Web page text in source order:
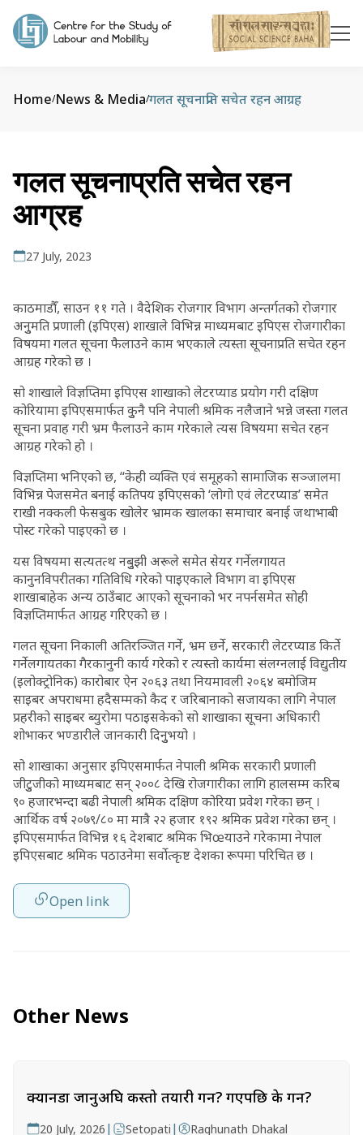
Home/News & Media/गलत सूचनाप्रति सचेत रहन आग्रह
गलत सूचनाप्रति सचेत रहन
आग्रह
27 July, 2023
काठमाडौँ, साउन ११ गते । वैदेशिक रोजगार विभाग अन्तर्गतको रोजगार
अनुुमति प्रणाली (इपिएस) शाखाले विभिन्न माध्यमबाट इपिएस रोजगारीका
विषयमा गलत सूचना फैलाउने काम भएकाले त्यस्ता सूचनाप्रति सचेत रहन
आग्रह गरेको छ ।
सो शाखाले विज्ञप्तिमा इपिएस शाखाको लेटरप्याड प्रयोग गरी दक्षिण
कोरियामा इपिएसमार्फत कुुनै पनि नेपाली श्रमिक नलैजाने भन्ने जस्ता गलत
सूचना प्रवाह गरी भ्रम फैलाउने काम गरेकाले त्यस विषयमा सचेत रहन
आग्रह गरेको हो ।
विज्ञप्तिमा भनिएको छ, “केही व्यक्ति एवं समूहको सामाजिक सञ्जालमा
विभिन्न पेजसमेत बनाई कतिपय इपिएसको ‘लोगो एवं लेटरप्याड’ समेत
राखी नक्कली फेसबुक खोलेर भ्रामक खालका समाचार बनाई जथाभाबी
पोस्ट गरेको पाइएको छ ।
यस विषयमा सत्यतत्थ नबुुझी अरूले समेत सेयर गर्नेलगायत
कानुनविपरीतका गतिविधि गरेको पाइएकाले विभाग वा इपिएस
शाखाबाहेक अन्य ठाउँबाट आएको सूचनाको भर नपर्नसमेत सोही
विज्ञप्तिमार्फत आग्रह गरिएको छ ।
गलत सूचना निकाली अतिरञ्जित गर्ने, भ्रम छर्ने, सरकारी लेटरप्याड किर्ते
गर्नेलगायतका गैरकानुनी कार्य गरेको र त्यस्तो कार्यमा संलग्नलाई विद्युतीय
(इलोक्ट्रोनिक) कारोबार ऐन २०६३ तथा नियमावली २०६४ बमोजिम
साइबर अपराधमा हदैसम्मको कैद र जरिबानाको सजायका लागि नेपाल
प्रहरीको साइबर ब्युरोमा पठाइसकेको सो शाखाका सूचना अधिकारी
शोभाकर भण्डारीले जानकारी दिनुुभयो ।
सो शाखाका अनुसार इपिएसमार्फत नेपाली श्रमिक सरकारी प्रणाली
जीटुुजीको माध्यमबाट सन् २००८ देखि रोजगारीका लागि हालसम्म करिब
९० हजारभन्दा बढी नेपाली श्रमिक दक्षिण कोरिया प्रवेश गरेका छन् ।
आर्थिक वर्ष २०७९/८० मा मात्रै २२ हजार १९२ श्रमिक प्रवेश गरेका छन् ।
इपिएसमार्फत विभिन्न १६ देशबाट श्रमिक भिœयाउने गरेकामा नेपाल
इपिएसबाट श्रमिक पठाउनेमा सर्वोत्कृष्ट देशका रूपमा परिचित छ ।
Open link
Other News
क्यानडा जानुअघि कस्तो तयारी गर्ने? गएपछि के गर्ने?
20 July, 2026 | Setopati | Raghunath Dhakal